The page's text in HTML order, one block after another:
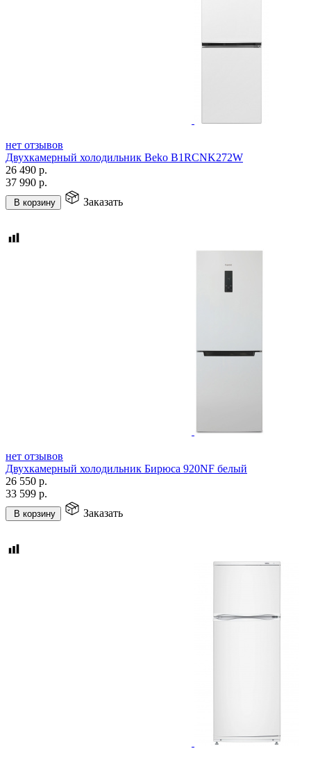
нет отзывов
Двухкамерный холодильник Beko B1RCNK272W
26 490 р.
37 990 р.
В корзину Заказать
нет отзывов
Двухкамерный холодильник Бирюса 920NF белый
26 550 р.
33 599 р.
В корзину Заказать